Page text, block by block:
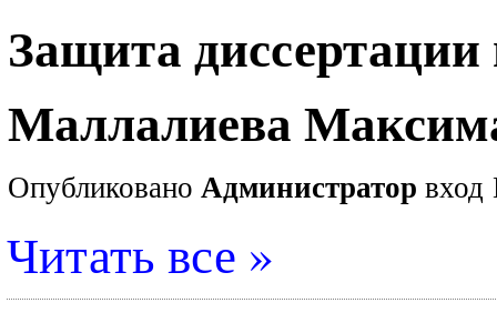
Защита
Маллалиева
Опубликовано Администратор вход
Читать все »